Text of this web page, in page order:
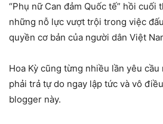
“Phụ nữ Can đảm Quốc tế” hồi cuối
những nỗ lực vượt trội trong việc
quyền cơ bản của người dân Việt
Hoa Kỳ cũng từng nhiều lần yêu cầu
phải trả tự do ngay lập tức và vô
blogger này.